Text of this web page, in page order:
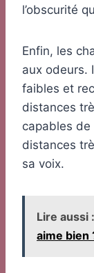
l’obscurité
Enfin, les
aux odeurs.
faibles et
distances
capables
distances
sa voix.
Lire aussi :
aime bien